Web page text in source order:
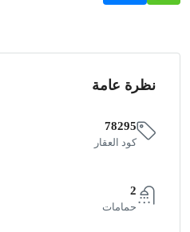
نظرة عامة
78295
كود العقار
2
حمامات